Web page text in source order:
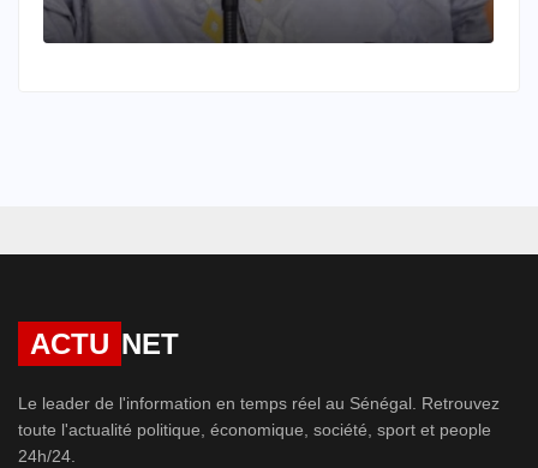
ACTU NET
Le leader de l'information en temps réel au Sénégal. Retrouvez
toute l'actualité politique, économique, société, sport et people
24h/24.